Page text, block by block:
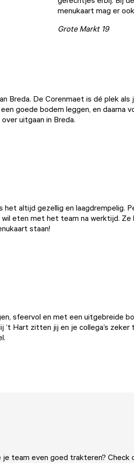
menukaart mag er
Grote Markt 19
Breda. De Corenmaetis dé plek als
goede bodem leggen, en daarna
uitgaan in Breda.
het altijd gezellig en laagdrempelig.
eten met het team na werktijd. Ze
staan!
sfeervol en met een uitgebreide
‘t Hartzitten jij en je collega’s zeker
team even goed trakteren? Check